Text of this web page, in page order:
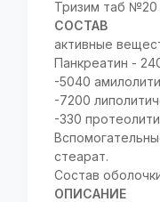
Тризим таб №20
СОСТАВ
активные
Панкреатин -
-5040
-7200
-330
стеарат.
Состав
ОПИСАНИЕ